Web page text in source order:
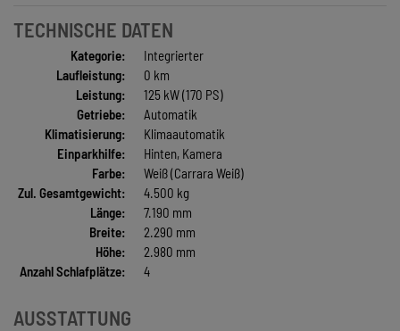
TECHNISCHE DATEN
Kategorie:
Integrierter
Laufleistung:
0 km
Leistung:
125 kW (170 PS)
Getriebe:
Automatik
Klimatisierung:
Klimaautomatik
Einparkhilfe:
Hinten, Kamera
Farbe:
Weiß (Carrara Weiß)
Zul. Gesamtgewicht:
4.500 kg
Länge:
7.190 mm
Breite:
2.290 mm
Höhe:
2.980 mm
Anzahl Schlafplätze:
4
AUSSTATTUNG